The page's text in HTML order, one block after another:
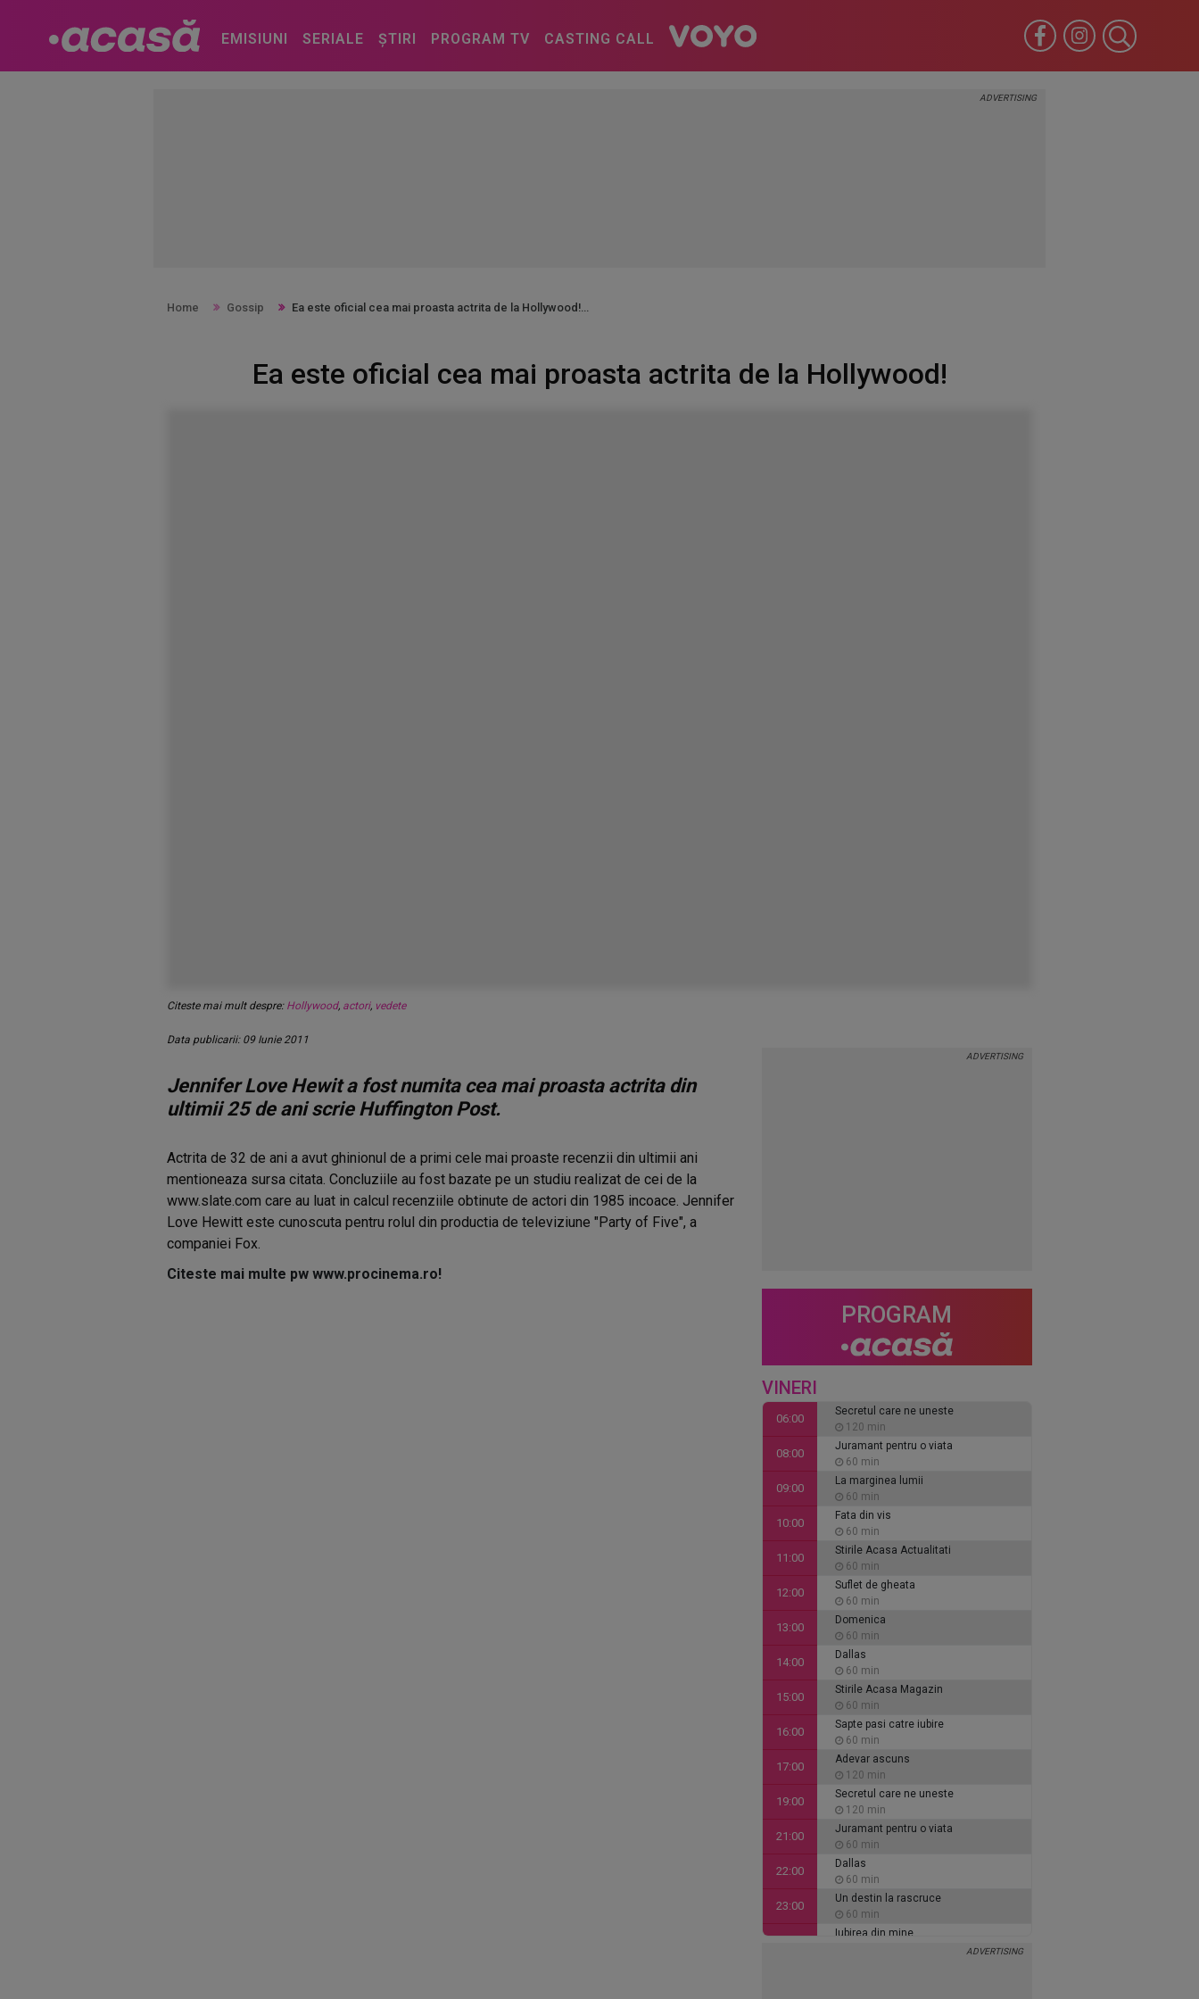
EMISIUNI SERIALE ȘTIRI PROGRAM TV CASTING CALL
Home Gossip Ea este oficial cea mai proasta actrita de la Hollywood!
Ea este oficial cea mai proasta actrita de la Hollywood!
Citeste mai mult despre: Hollywood, actori, vedete
Data publicarii: 09 Iunie 2011
Jennifer Love Hewit a fost numita cea mai proasta actrita din
ultimii 25 de ani scrie Huffington Post.
Actrita de 32 de ani a avut ghinionul de a primi cele mai proaste recenzii din ultimii ani
mentioneaza sursa citata. Concluziile au fost bazate pe un studiu realizat de cei de la
www.slate.com care au luat in calcul recenziile obtinute de actori din 1985 incoace. Jennifer
Love Hewitt este cunoscuta pentru rolul din productia de televiziune "Party of Five", a
companiei Fox.
Citeste mai multe pw www.procinema.ro!
PROGRAM
VINERI
06:00
Secretul care ne uneste
120 min
08:00
Juramant pentru o viata
60 min
09:00
La marginea lumii
60 min
10:00
Fata din vis
60 min
11:00
Stirile Acasa Actualitati
60 min
12:00
Suflet de gheata
60 min
13:00
Domenica
60 min
14:00
Dallas
60 min
15:00
Stirile Acasa Magazin
60 min
16:00
Sapte pasi catre iubire
60 min
17:00
Adevar ascuns
120 min
19:00
Secretul care ne uneste
120 min
21:00
Juramant pentru o viata
60 min
22:00
Dallas
60 min
23:00
Un destin la rascruce
60 min
Iubirea din mine